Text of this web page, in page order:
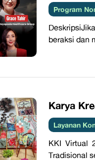
Program
beraksi dan
Karya
Layanan
KKI Virtual
Tradisional